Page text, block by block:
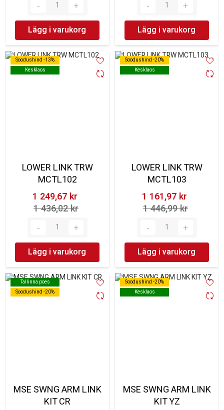
Lägg i varukorg Lägg i varukorg
Soodushind -13%
Kesklaos
Soodushind -13%
Kesklaos
LOWER LINK TRW
MCTL102
1 249,67 kr‎
1 436,02 kr‎
Lägg i varukorg
Soodushind -20%
Kesklaos
Soodushind -20%
Kesklaos
LOWER LINK TRW
MCTL103
1 161,97 kr‎
1 446,99 kr‎
Lägg i varukorg
Tallinna poes
Soodushind -20%
Tallinna poes
Soodushind -20%
MSE SWNG ARM LINK
KIT CR
Soodushind -20%
Kesklaos
Soodushind -20%
Kesklaos
MSE SWNG ARM LINK
KIT YZ